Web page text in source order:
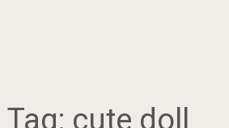
Tag: cute doll